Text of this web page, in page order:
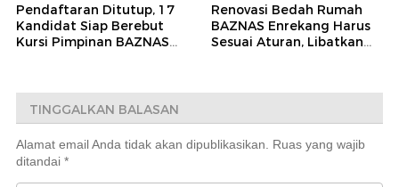
Pendaftaran Ditutup, 17
Kandidat Siap Berebut
Kursi Pimpinan BAZNAS
Renovasi Bedah Rumah
BAZNAS Enrekang Harus
Sesuai Aturan, Libatkan
TINGGALKAN BALASAN
Alamat email Anda tidak akan dipublikasikan.
Ruas yang wajib
ditandai *